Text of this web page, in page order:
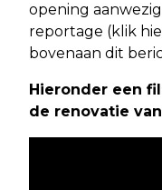
opening
reportage (klik
bovenaan dit
Hieronder een
de renovatie